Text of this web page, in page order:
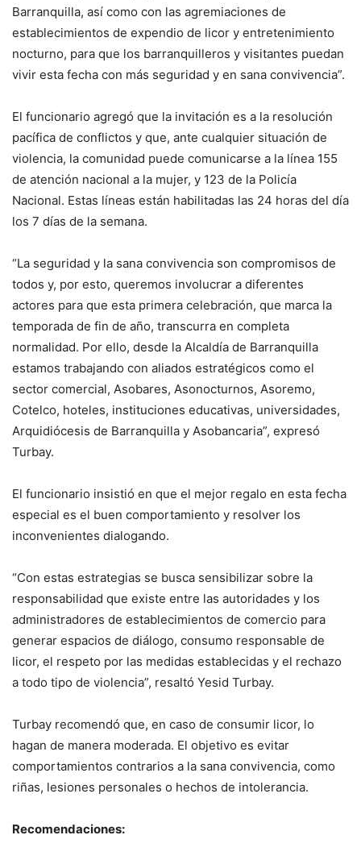
Barranquilla, así como con las agremiaciones de
establecimientos de expendio de licor y entretenimiento
nocturno, para que los barranquilleros y visitantes puedan
vivir esta fecha con más seguridad y en sana convivencia”.
El funcionario agregó que la invitación es a la resolución
pacífica de conflictos y que, ante cualquier situación de
violencia, la comunidad puede comunicarse a la línea 155
de atención nacional a la mujer, y 123 de la Policía
Nacional. Estas líneas están habilitadas las 24 horas del día
los 7 días de la semana.
“La seguridad y la sana convivencia son compromisos de
todos y, por esto, queremos involucrar a diferentes
actores para que esta primera celebración, que marca la
temporada de fin de año, transcurra en completa
normalidad. Por ello, desde la Alcaldía de Barranquilla
estamos trabajando con aliados estratégicos como el
sector comercial, Asobares, Asonocturnos, Asoremo,
Cotelco, hoteles, instituciones educativas, universidades,
Arquidiócesis de Barranquilla y Asobancaria”, expresó
Turbay.
El funcionario insistió en que el mejor regalo en esta fecha
especial es el buen comportamiento y resolver los
inconvenientes dialogando.
“Con estas estrategias se busca sensibilizar sobre la
responsabilidad que existe entre las autoridades y los
administradores de establecimientos de comercio para
generar espacios de diálogo, consumo responsable de
licor, el respeto por las medidas establecidas y el rechazo
a todo tipo de violencia”, resaltó Yesid Turbay.
Turbay recomendó que, en caso de consumir licor, lo
hagan de manera moderada. El objetivo es evitar
comportamientos contrarios a la sana convivencia, como
riñas, lesiones personales o hechos de intolerancia.
Recomendaciones: